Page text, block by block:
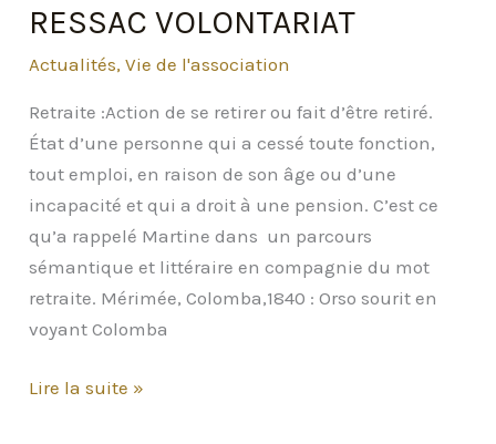
RESSAC VOLONTARIAT
Actualités,Vie de l'association
Retraite :Action de se retirer ou fait d’être retiré.
État d’une personne qui a cessé toute fonction,
tout emploi, en raison de son âge ou d’une
incapacité et qui a droit à une pension. C’est ce
qu’a rappelé Martine dans un parcours
sémantique et littéraire en compagnie du mot
retraite. Mérimée, Colomba,1840 : Orso sourit en
voyant Colomba
Assemblée
Lire la suite »